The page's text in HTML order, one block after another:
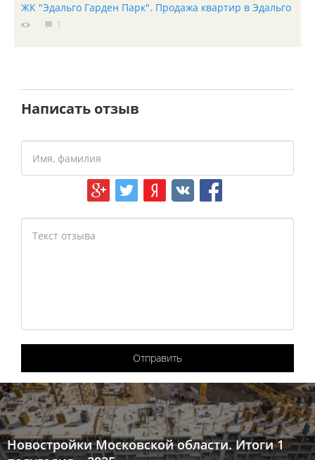
ЖК "Эдальго Гарден Парк". Продажа квартир в Эдальго
1
Написать отзыв
Отправить
Новостройки Московской области. Итоги 1